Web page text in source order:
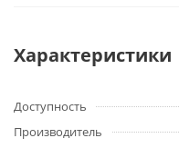
Характеристики
Доступность
Производитель